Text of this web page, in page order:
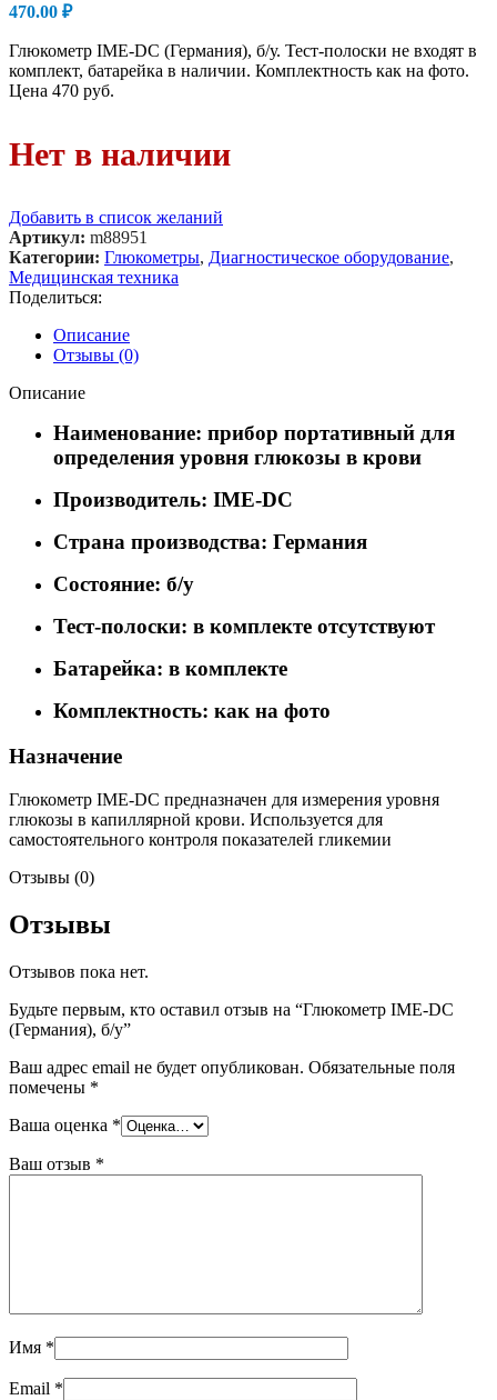
470.00 ₽
Глюкометр IME-DC (Германия), б/у. Тест-полоски не входят в
комплект, батарейка в наличии. Комплектность как на фото.
Цена 470 руб.
Нет в наличии
Добавить в список желаний
Артикул: m88951
Категории: Глюкометры, Диагностическое оборудование,
Медицинская техника
Поделиться:
Описание
Отзывы (0)
Описание
Наименование: прибор портативный для
определения уровня глюкозы в крови
Производитель: IME-DC
Страна производства: Германия
Состояние: б/у
Тест-полоски: в комплекте отсутствуют
Батарейка: в комплекте
Комплектность: как на фото
Назначение
Глюкометр IME-DC предназначен для измерения уровня
глюкозы в капиллярной крови. Используется для
самостоятельного контроля показателей гликемии
Отзывы (0)
Отзывы
Отзывов пока нет.
Будьте первым, кто оставил отзыв на “Глюкометр IME-DC
(Германия), б/у”
Ваш адрес email не будет опубликован. Обязательные поля
помечены *
Ваша оценка *
Ваш отзыв *
Имя *
Email *